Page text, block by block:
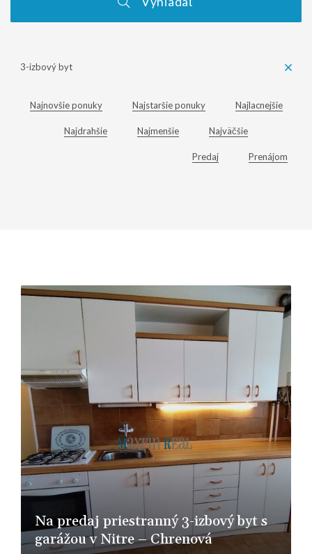
3-izbový byt
Najnovšie ponuky Najstaršie ponuky Najlacnejšie
Najdrahšie Najmenšie Najväčšie
Predaj Prenájom
Na predaj priestranný 3-izbový byt s
garážou v Nitre – Chrenová